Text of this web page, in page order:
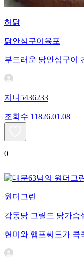
허닭
닭안심구이육포
부드러운 닭안심구이
지니5436233
조회수 11826.01.08
0
원더그린
감동닭 그릴드 닭가슴
현미와 햄프씨드가 콕